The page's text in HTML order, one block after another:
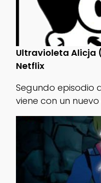
Ultravioleta Alicja
Netflix
Segundo episodio
viene con un